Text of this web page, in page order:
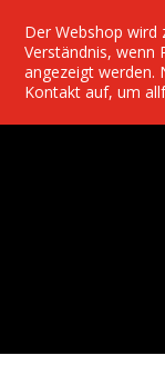
Der Webshop
Verständnis, wenn
angezeigt werden.
Kontakt auf, um